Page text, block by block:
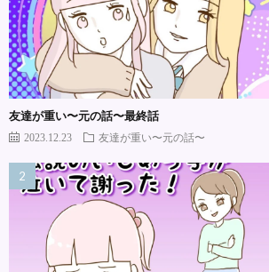
友達が重い〜元の話〜最終話
2023.12.23 友達が重い〜元の話〜